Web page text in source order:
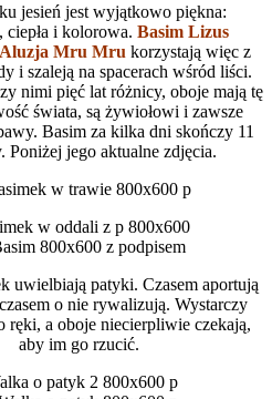
jesień jest wyjątkowo piękna:
ciepła i kolorowa. Basim Lizus
Aluzja Mru Mru korzystają więc z
i szaleją na spacerach wśród liści.
nimi pięć lat różnicy, oboje mają tę
świata, są żywiołowi i zawsze
Basim za kilka dni skończy 11
Poniżej jego aktualne zdjęcia.
uwielbiają patyki. Czasem aportują
o nie rywalizują. Wystarczy
ręki, a oboje niecierpliwie czekają,
aby im go rzucić.